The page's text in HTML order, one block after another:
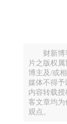
另外还有每个人
岁了，他的大儿
奖学金，所以学
但看到自己四十
毕业就等于背上
证的学位证书
当然更多时候是
路过我的工
状的，当时我很
说，多喝热水！
润喉的银耳雪梨
财新博客
片之版权
博主及/或
媒体不得
内容转载
客文章均
观点。